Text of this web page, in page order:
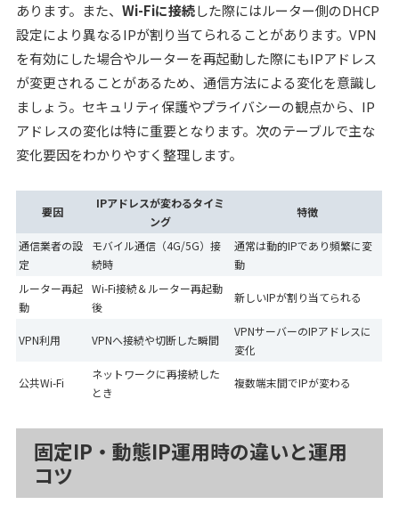
あります。また、Wi-Fiに接続した際にはルーター側のDHCP
設定により異なるIPが割り当てられることがあります。VPN
を有効にした場合やルーターを再起動した際にもIPアドレス
が変更されることがあるため、通信方法による変化を意識し
ましょう。セキュリティ保護やプライバシーの観点から、IP
アドレスの変化は特に重要となります。次のテーブルで主な
変化要因をわかりやすく整理します。
要因
IPアドレスが変わるタイミ
ング
特徴
通信業者の設
定
モバイル通信（4G/5G）接
続時
通常は動的IPであり頻繁に変
動
ルーター再起
動
Wi-Fi接続＆ルーター再起動
後
新しいIPが割り当てられる
VPN利用 VPNへ接続や切断した瞬間
VPNサーバーのIPアドレスに
変化
公共Wi-Fi
ネットワークに再接続した
とき
複数端末間でIPが変わる
固定IP・動態IP運用時の違いと運用
コツ